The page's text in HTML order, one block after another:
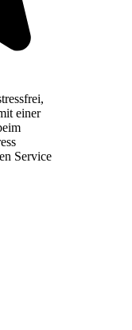
einer
Service